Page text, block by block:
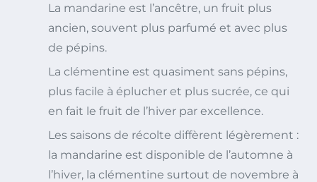
La mandarine est l’ancêtre, un fruit plus
ancien, souvent plus parfumé et avec plus
de pépins.
La clémentine est quasiment sans pépins,
plus facile à éplucher et plus sucrée, ce qui
en fait le fruit de l’hiver par excellence.
Les saisons de récolte diffèrent légèrement :
la mandarine est disponible de l’automne à
l’hiver, la clémentine surtout de novembre à